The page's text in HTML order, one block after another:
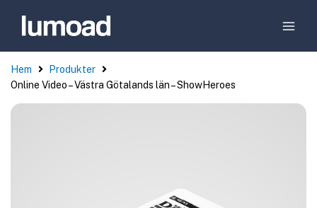
Hem
Produkter
Online Video – Västra Götalands län – ShowHeroes